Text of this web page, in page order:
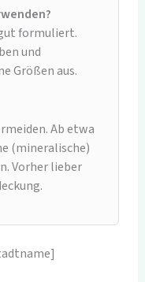
formuliert.
und
Größen aus.
Ab etwa
(mineralische)
Vorher lieber